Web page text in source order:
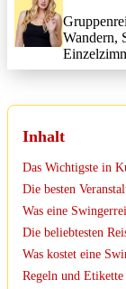
Wandern,
Inhalt
Das Wichtigste in
Die besten
Was eine
Die beliebtesten
Was kostet eine
Regeln und